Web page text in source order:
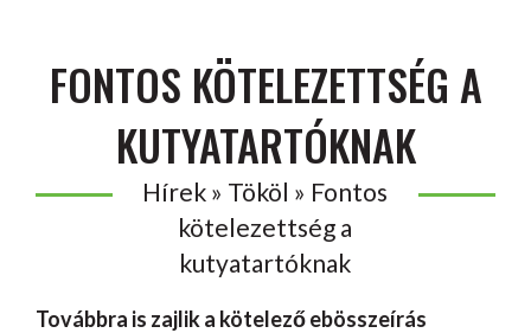
FONTOS KÖTELEZETTSÉG A
KUTYATARTÓKNAK
Hírek » Tököl » Fontos
kötelezettség a
kutyatartóknak
Továbbra is zajlik a kötelező ebösszeírás